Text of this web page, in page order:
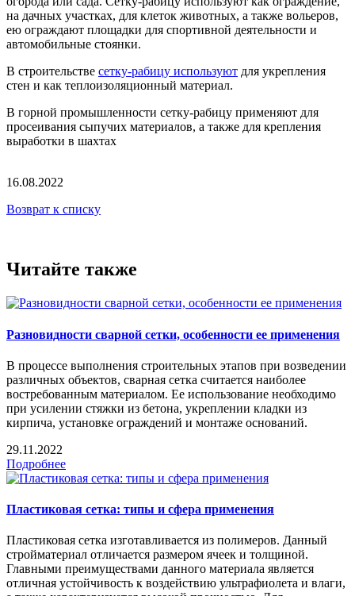
на дачных участках, для клеток животных, а также вольеров,
ею ограждают площадки для спортивной деятельности и
автомобильные стоянки.
В строительстве сетку-рабицу используют для укрепления
стен и как теплоизоляционный материал.
В горной промышленности сетку-рабицу применяют для
просеивания сыпучих материалов, а также для крепления
выработки в шахтах
16.08.2022
Возврат к списку
Читайте также
Разновидности сварной сетки, особенности ее применения
В процессе выполнения строительных этапов при возведении
различных объектов, сварная сетка считается наиболее
востребованным материалом. Ее использование необходимо
при усилении стяжки из бетона, укреплении кладки из
кирпича, установке ограждений и монтаже оснований.
29.11.2022
Подробнее
Пластиковая сетка: типы и сфера применения
Пластиковая сетка изготавливается из полимеров. Данный
стройматериал отличается размером ячеек и толщиной.
Главными преимуществами данного материала является
отличная устойчивость к воздействию ультрафиолета и влаги,